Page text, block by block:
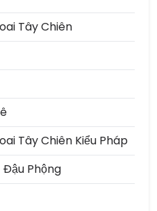
Tây Chiên
Tây Chiên Kiểu Pháp
Đậu Phộng